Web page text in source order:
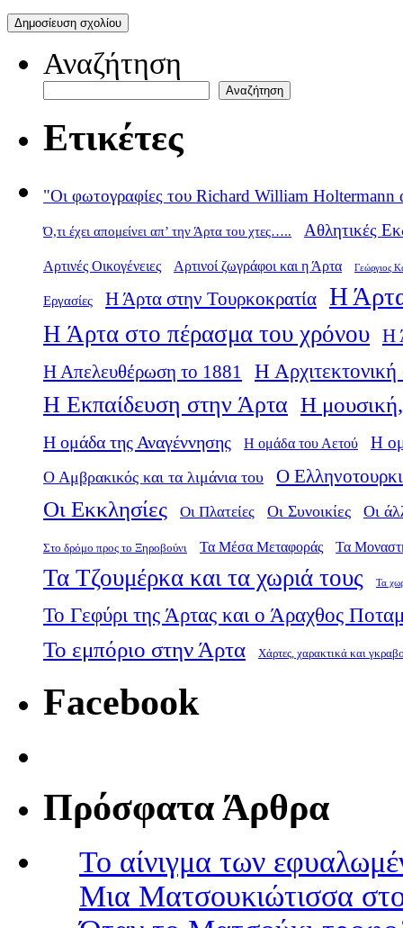
Αναζήτηση
Αναζήτηση
Ετικέτες
"Οι φωτογραφίες του Richard William Holtermann
Ό,τι έχει απομείνει απ’ την Άρτα του χτες….. Αθλητικές
Αρτινές Οικογένειες Αρτινοί ζωγράφοι και η Άρτα Γεώργιος
Εργασίες Η Άρτα στην Τουρκοκρατία Η
Η Άρτα στο πέρασμα του χρόνου Η
Η Απελευθέρωση το 1881
Η
Η Εκπαίδευση στην Άρτα Η μουσική,
Η ομάδα της Αναγέννησης Η ομάδα του Αετού Η
Ο Αμβρακικός και τα λιμάνια του Ο
Οι Εκκλησίες Οι Πλατείες Οι Συνοικίες Οι
Στο δρόμο προς το Ξηροβούνι Τα Μέσα Μεταφοράς Τα
Τα Τζουμέρκα και τα χωριά τους Τα
Το Γεφύρι της Άρτας και ο Άραχθος
Το εμπόριο στην Άρτα Χάρτες, χαρακτικά και
Facebook
Πρόσφατα Άρθρα
Το αίνιγμα των
Μια Ματσουκιώτισσα